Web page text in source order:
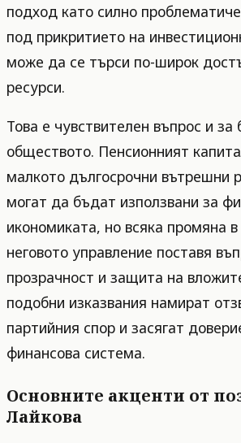
подход като силно
под прикритието на
може да се търси по-широк
ресурси.
Това е чувствителен въпрос и за
обществото. Пенсионният
малкото дългосрочни вътрешни
могат да бъдат използвани за
икономиката, но всяка промяна
неговото управление поставя
прозрачност и защита на
подобни изказвания намират
партийния спор и засягат
финансова система.
Основните акценти от
Лайкова